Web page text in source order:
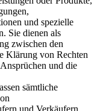
und spezielle
Sie dienen als
zwischen den
Klärung von Rechten
und die
sämtliche
und Verkäufern